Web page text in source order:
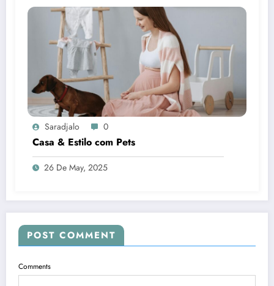
Saradjalo 0
Casa & Estilo com Pets
26 De May, 2025
POST COMMENT
Comments